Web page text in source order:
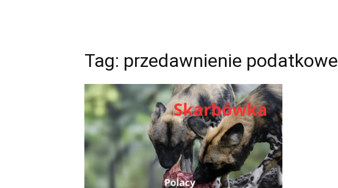
Tag: przedawnienie podatkowe